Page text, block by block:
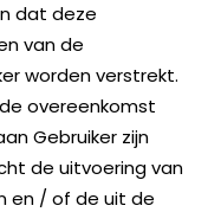
dat deze
van de
worden verstrekt.
overeenkomst
Gebruiker zijn
de uitvoering van
en / of de uit de